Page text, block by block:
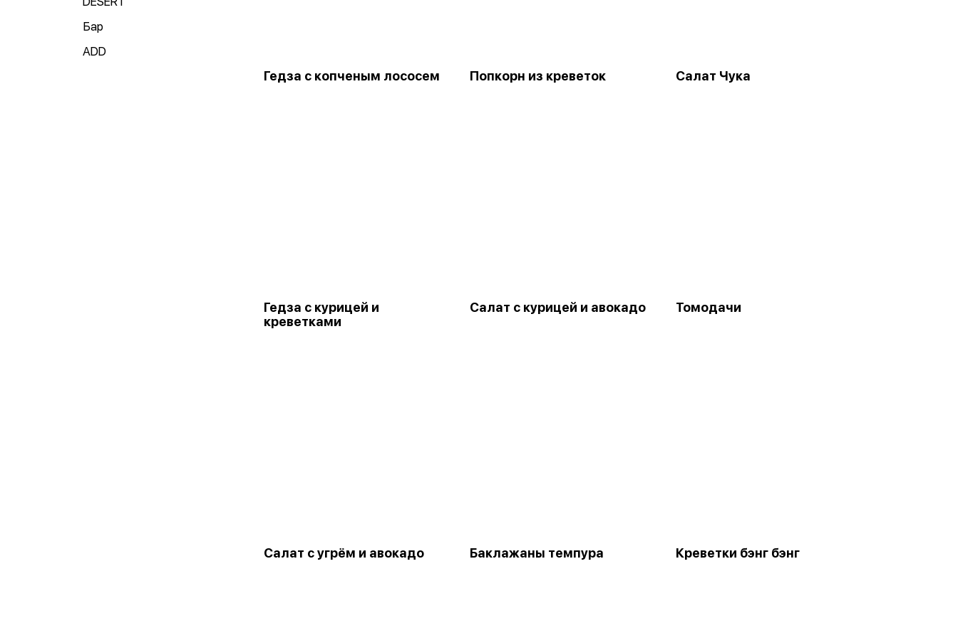
Бар
ADD
Гедза с копченым лососем Попкорн из креветок Салат Чука
Гедза с курицей и
креветками
Салат с курицей и авокадо Томодачи
Салат с угрём и авокадо Баклажаны темпура Креветки бэнг бэнг